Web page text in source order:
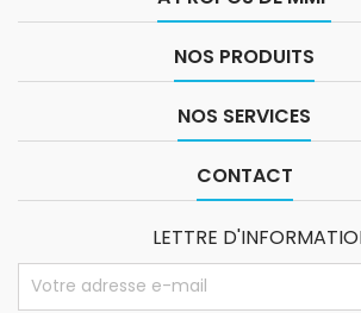
NOS PRODUITS
NOS SERVICES
CONTACT
LETTRE